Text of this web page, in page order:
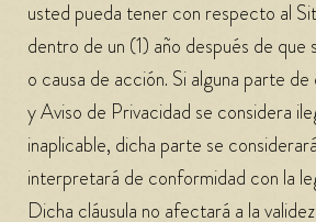
usted pueda tener con respecto al
dentro de un (1) año después de que
o causa de acción. Si alguna parte
y Aviso de Privacidad se considera
inaplicable, dicha parte se
interpretará de conformidad con la
Dicha cláusula no afectará a la